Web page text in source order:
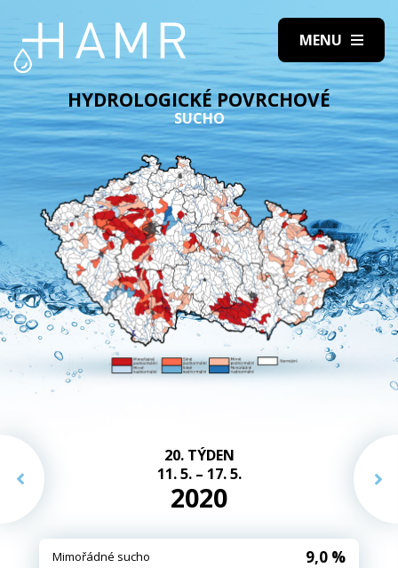
HYDROLOGICKÉ POVRCHOVÉ
SUCHO
20. TÝDEN
11. 5. – 17. 5.
2020
Mimořádné sucho 9,0 %